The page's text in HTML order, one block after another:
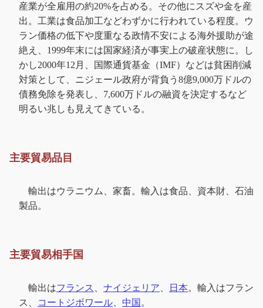
産業が全雇用の約20%を占める。その他にスズや金を産
出。工業は食品加工などわずかに行われている程度。ウ
ラン価格の低下や度重なる政情不安による海外援助が途
絶え、1999年末には国家経済が事実上の破産状態に。し
かし2000年12月、国際通貨基金（IMF）などは貧困削減
対策として、ニジェール政府が背負う8億9,000万ドルの
債務免除を発表し、7,600万ドルの融資を決定するなど
明るい兆しも見えてきている。
主要貿易品目
輸出はウラニウム、家畜。輸入は食品、資本財、石油
製品。
主要貿易相手国
輸出はフランス ナイジェリア 日本。輸入はフラン
ス、
コートジボワール 中国 。